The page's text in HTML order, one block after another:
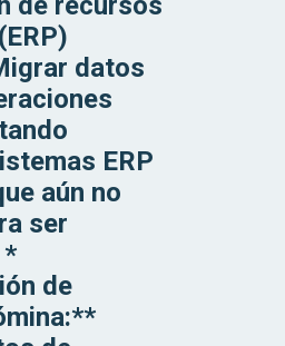
datos
ERP
aún no
ser
*
de